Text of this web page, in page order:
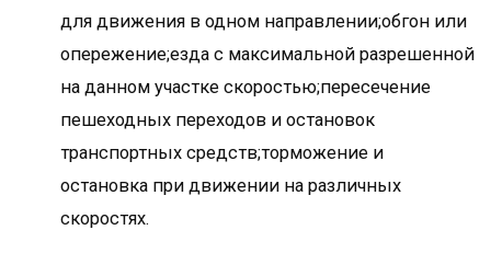
для движения в одном направлении;обгон или
опережение;езда с максимальной разрешенной
на данном участке скоростью;пересечение
пешеходных переходов и остановок
транспортных средств;торможение и
остановка при движении на различных
скоростях.